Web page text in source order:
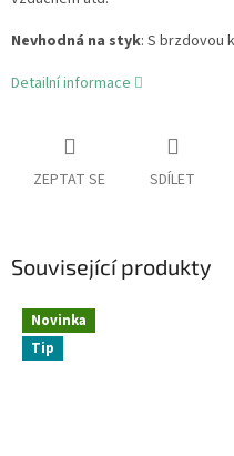
Nevhodná na styk: S brzdovou
Detailní informace
ZEPTAT SE SDÍLET
Související produkty
Novinka
Tip